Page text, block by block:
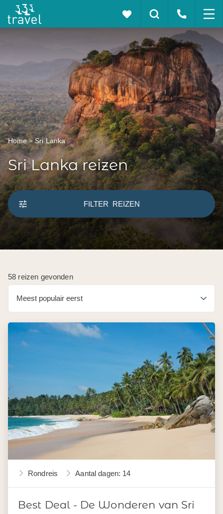
Home Sri Lanka
Sri Lanka reizen
FILTER REIZEN
58 reizen gevonden
Rondreis Aantal dagen: 14
Best Deal - De Wonderen van Sri